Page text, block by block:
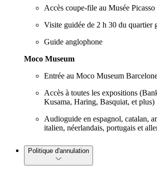
Accès coupe-file au Musée Picasso
Visite guidée de 2 h 30 du quartier
Guide anglophone
Moco Museum
Entrée au Moco Museum
Accès à toutes les expositions
Kusama, Haring, Basquiat, et plus)
Audioguide en espagnol, catalan,
italien, néerlandais, portugais et
Politique d'annulation